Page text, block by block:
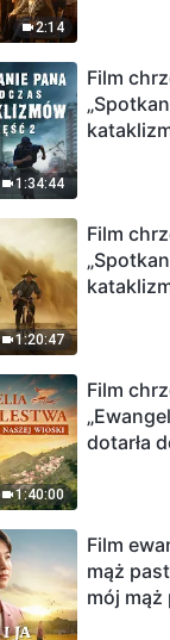
2:14
1:34:44
Film
już
1:20:47
Film
1:40:00
Film
dotarła
Film
mąż
mój